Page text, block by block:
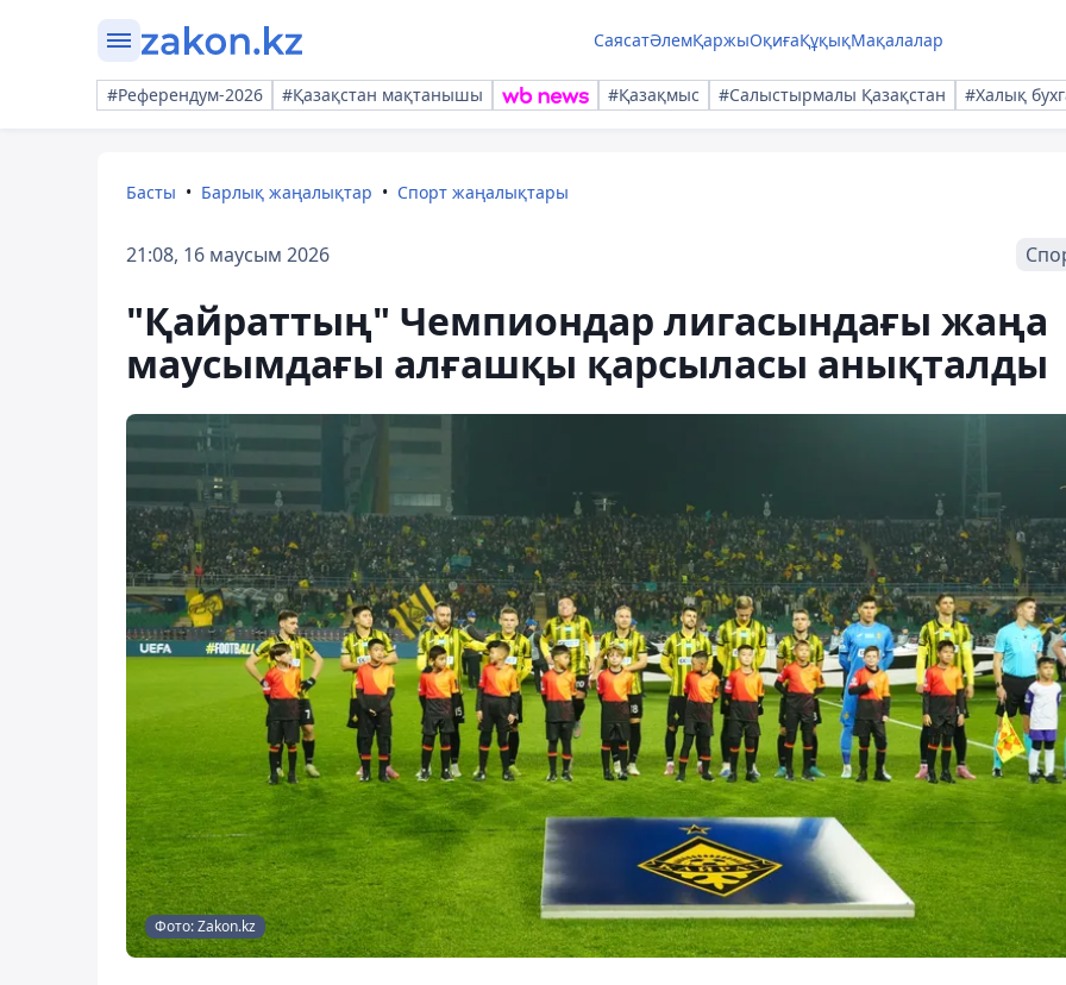
СаясатӘлемҚаржыОқиғаҚұқықМақалалар
#Референдум-2026 #Қазақстан мақтанышы #Қазақмыс #Салыстырмалы Қазақстан #Халық
Басты Барлық жаңалықтар Спорт жаңалықтары
21:08, 16 маусым 2026
"Қайраттың" Чемпиондар лигасындағы жаңа
маусымдағы алғашқы қарсыласы анықталды
Фото: Zakon.kz